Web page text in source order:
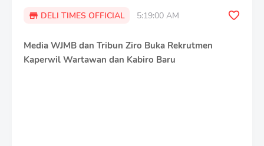
DELI TIMES OFFICIAL 5:19:00 AM
Media WJMB dan Tribun Ziro Buka Rekrutmen
Kaperwil Wartawan dan Kabiro Baru